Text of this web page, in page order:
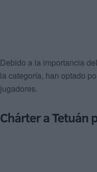
Debido a la importancia
la categoría, han optado
jugadores.
Chárter a Tetuán